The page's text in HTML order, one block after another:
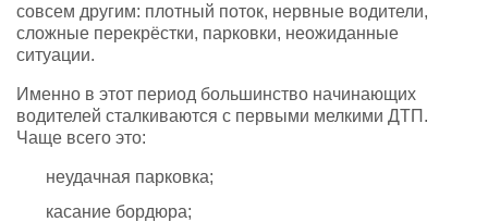
совсем другим: плотный поток, нервные водители,
сложные перекрёстки, парковки, неожиданные
ситуации.
Именно в этот период большинство начинающих
водителей сталкиваются с первыми мелкими ДТП.
Чаще всего это:
неудачная парковка;
касание бордюра;